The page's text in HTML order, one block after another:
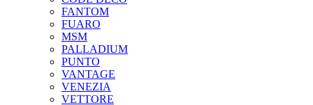
FANTOM
FUARO
MSM
PALLADIUM
PUNTO
VANTAGE
VENEZIA
VETTORE